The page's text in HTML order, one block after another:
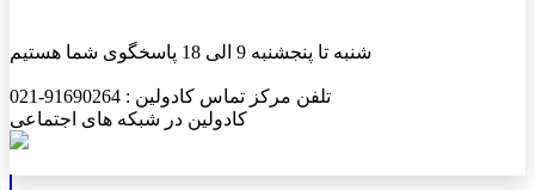
شنبه تا پنجشنبه 9 الی 18 پاسخگوی شما هستیم
تلفن مرکز تماس کادولین : 91690264-021
کادولین در شبکه های اجتماعی